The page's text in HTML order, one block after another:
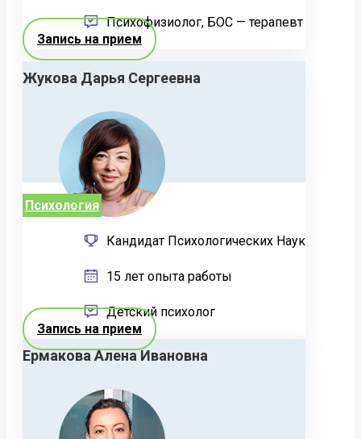
Психофизиолог, БОС — терапевт
Запись на прием
Жукова Дарья Сергеевна
Психология
Кандидат Психологических Наук
15 лет опыта работы
Детский психолог
Запись на прием
Ермакова Алена Ивановна